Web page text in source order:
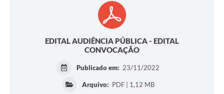
EDITAL AUDIÊNCIA PÚBLICA - EDITAL
CONVOCAÇÃO
Publicado em: 23/11/2022
Arquivo: PDF | 1,12 MB